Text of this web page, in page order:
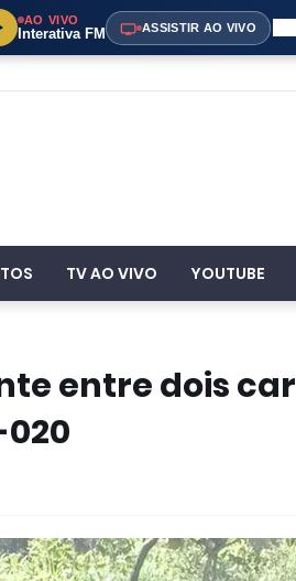
AO VIVO
Interativa FM ASSISTIR AO VIVO
TV AO VIVO YOUTUBE
entre dois